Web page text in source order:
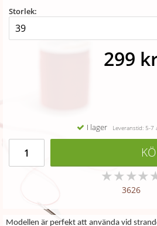
Storlek:
299
I lager Leveranstid: 5-7
★★★★
3626
Modellen är perfekt att använda vid